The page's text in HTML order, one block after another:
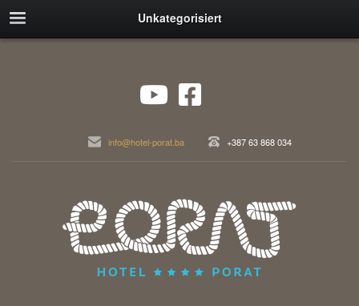
Unkategorisiert
info@hotel-porat.ba +387 63 868 034